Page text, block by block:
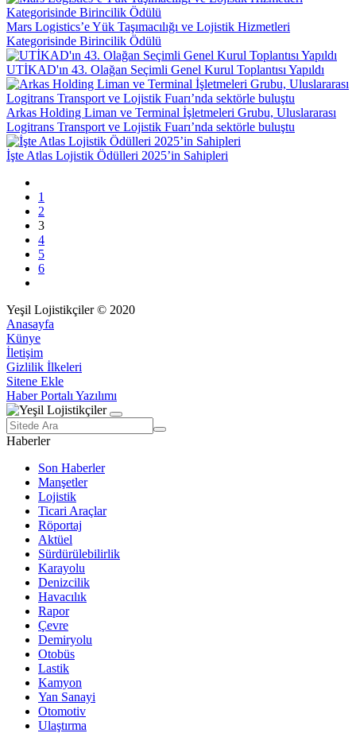
Mars Logistics’e Yük Taşımacılığı ve Lojistik Hizmetleri
Kategorisinde Birincilik Ödülü
UTİKAD'ın 43. Olağan Seçimli Genel Kurul Toplantısı Yapıldı
Arkas Holding Liman ve Terminal İşletmeleri Grubu, Uluslararası
Logitrans Transport ve Lojistik Fuarı’nda sektörle buluştu
İşte Atlas Lojistik Ödülleri 2025’in Sahipleri
1
2
3
4
5
6
Yeşil Lojistikçiler © 2020
Anasayfa
Künye
İletişim
Gizlilik İlkeleri
Sitene Ekle
Haber Portalı Yazılımı
Haberler
Son Haberler
Manşetler
Lojistik
Ticari Araçlar
Röportaj
Aktüel
Sürdürülebilirlik
Karayolu
Denizcilik
Havacılık
Rapor
Çevre
Demiryolu
Otobüs
Lastik
Kamyon
Yan Sanayi
Otomotiv
Ulaştırma